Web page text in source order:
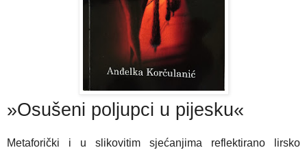
»Osušeni poljupci u pijesku«
Metaforički i u slikovitim sjećanjima reflektirano lirsko